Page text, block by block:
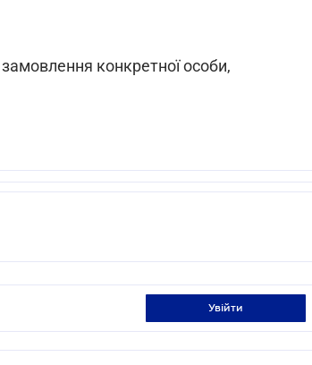
конкретної особи,
увійти